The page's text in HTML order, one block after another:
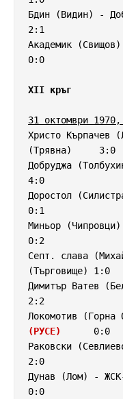
Бдин (Видин) -
2:1
Академик
0:0
XII кръг
31 октомври
Христо Кърпачев
(Трявна)     3:0
Добруджа
4:0
Доростол
0:1
Миньор
0:2
Септ. слава
(Търговище) 1:0
Димитър Ватев
2:2
Локомотив (Горна
(РУСЕ)
      0:0
Раковски
2:0
Дунав (Лом) -
0:0